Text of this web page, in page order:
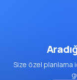
Size özel